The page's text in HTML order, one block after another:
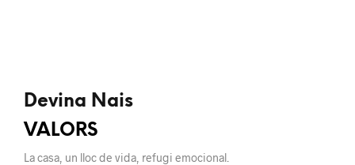
Devina Nais
VALORS
La casa, un lloc de vida, refugi emocional.